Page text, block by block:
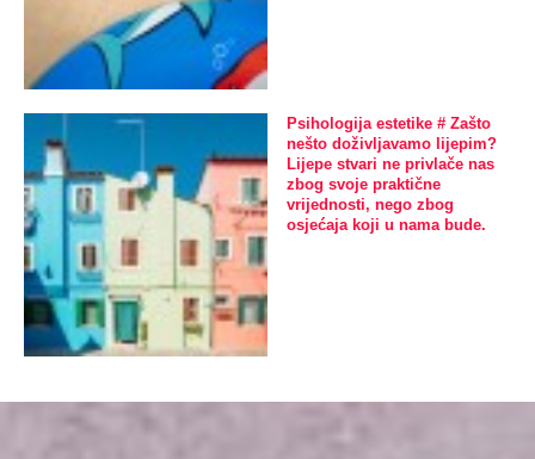
Psihologija estetike # Zašto
nešto doživljavamo lijepim?
Lijepe stvari ne privlače nas
zbog svoje praktične
vrijednosti, nego zbog
osjećaja koji u nama bude.